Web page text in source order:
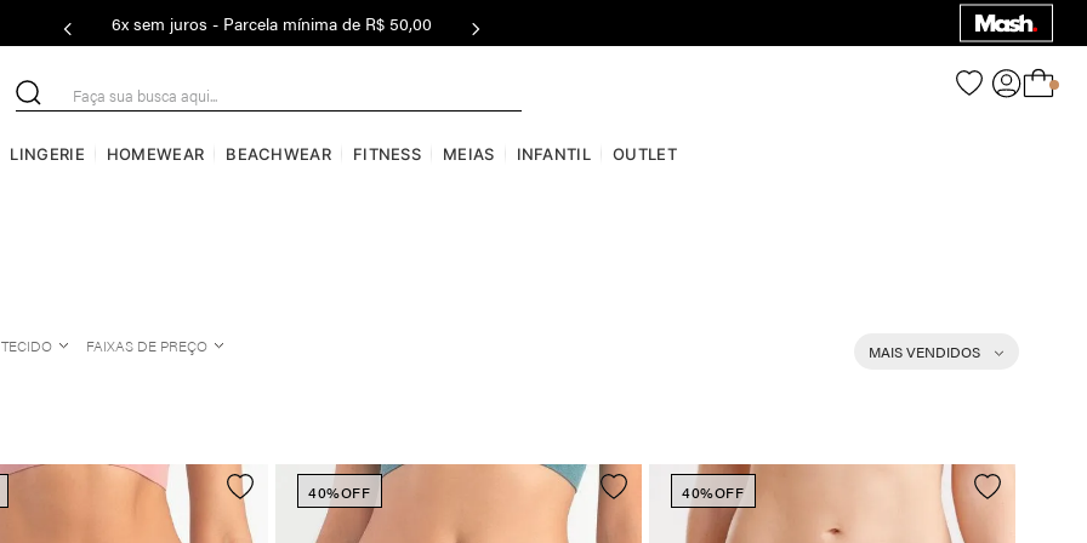
6x sem juros - Parcela mínima de R$ 50,00
Faça sua busca aqui...
LINGERIE HOMEWEAR BEACHWEAR FITNESS MEIAS INFANTIL OUTLET
0
TECIDO
ALGODÃO
FAIXAS DE PREÇO
R$100 a R$150
R$150 a R$200
R$200 a R$400
MAIS VENDIDOS
40%OFF 40%OFF